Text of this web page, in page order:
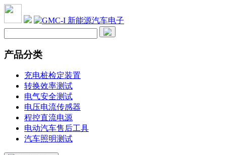
产品分类
充电桩检定装置
转换效率测试
电气安全测试
电压电流传感器
程控直流电源
电动汽车售后工具
汽车照明测试